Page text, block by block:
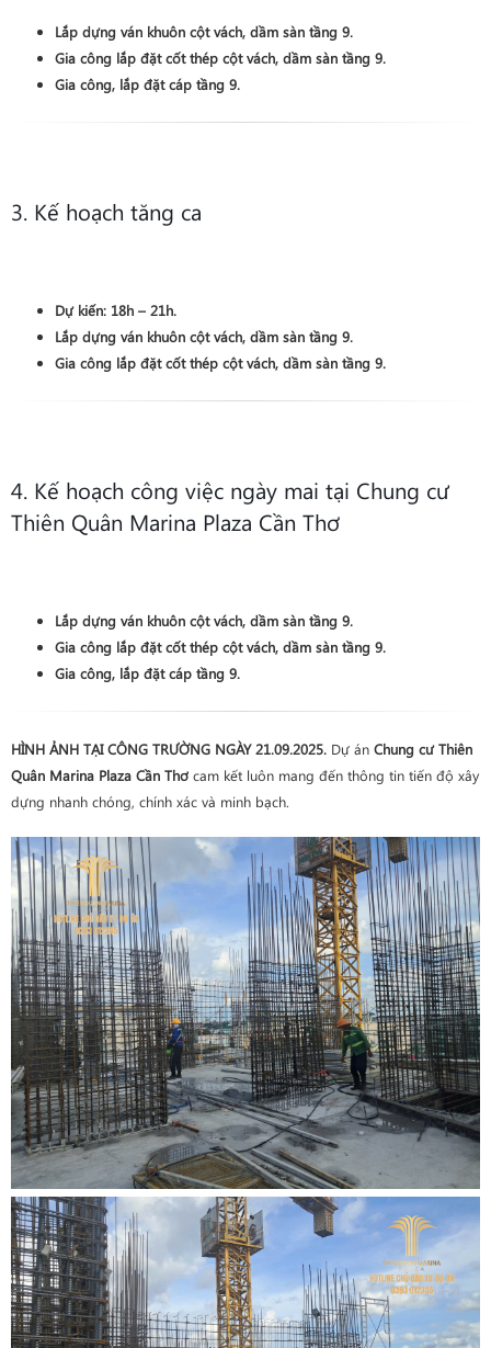
Lắp dựng ván khuôn cột vách, dầm sàn tầng 9.
Gia công lắp đặt cốt thép cột vách, dầm sàn tầng 9.
Gia công, lắp đặt cáp tầng 9.
3. Kế hoạch tăng ca
Dự kiến: 18h – 21h.
Lắp dựng ván khuôn cột vách, dầm sàn tầng 9.
Gia công lắp đặt cốt thép cột vách, dầm sàn tầng 9.
4. Kế hoạch công việc ngày mai tại Chung cư
Thiên Quân Marina Plaza Cần Thơ
Lắp dựng ván khuôn cột vách, dầm sàn tầng 9.
Gia công lắp đặt cốt thép cột vách, dầm sàn tầng 9.
Gia công, lắp đặt cáp tầng 9.
HÌNH ẢNH TẠI CÔNG TRƯỜNG NGÀY 21.09.2025. Dự án Chung cư Thiên
Quân Marina Plaza Cần Thơ cam kết luôn mang đến thông tin tiến độ xây
dựng nhanh chóng, chính xác và minh bạch.